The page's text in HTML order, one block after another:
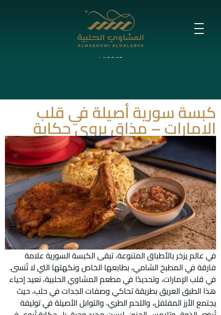
نكهة البيت الشامي في كل لقمة
اتصل بنا لتقديم الطلب ونقدم خدمة توصيل فائقة السرعة إلى دبي والشارقة
وعجمان!
كبسة سورية أصيلة في قلب
الإمارات – مذاق يروي حكاية
في عالم يزخر بالأطباق المتنوعة، تبقى الكبسة السورية علامة
فارقة في المطبخ الشامي، بطابعها الخاص ونكهتها التي لا تُنسى.
في قلب الإمارات، وتحديدًا في مطعم المشاوي الحلبية، نعيد إحياء
هذا الطبق العريق بطريقة تحاكي وصفات الجدات في حلب، حيث
يجتمع الأرز المفلفل، واللحم الطري، والتوابل الأصيلة في توليفة